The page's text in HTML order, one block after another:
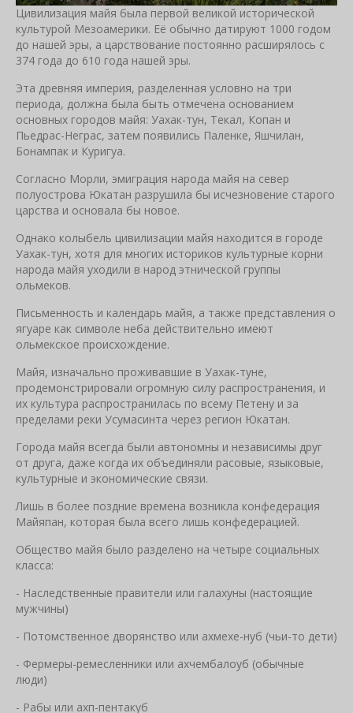
Цивилизация майя была первой великой исторической
культурой Мезоамерики. Её обычно датируют 1000 годом
до нашей эры, а царствование постоянно расширялось с
374 года до 610 года нашей эры.
Эта древняя империя, разделенная условно на три
периода, должна была быть отмечена основанием
основных городов майя: Уахак-тун, Текал, Копан и
Пьедрас-Неграс, затем появились Паленке, Яшчилан,
Бонампак и Куригуа.
Согласно Морли, эмиграция народа майя на север
полуострова Юкатан разрушила бы исчезновение старого
царства и основала бы новое.
Однако колыбель цивилизации майя находится в городе
Уахак-тун, хотя для многих историков культурные корни
народа майя уходили в народ этнической группы
ольмеков.
Письменность и календарь майя, а также представления о
ягуаре как символе неба действительно имеют
ольмекское происхождение.
Майя, изначально проживавшие в Уахак-туне,
продемонстрировали огромную силу распространения, и
их культура распространилась по всему Петену и за
пределами реки Усумасинта через регион Юкатан.
Города майя всегда были автономны и независимы друг
от друга, даже когда их объединяли расовые, языковые,
культурные и экономические связи.
Лишь в более поздние времена возникла конфедерация
Майяпан, которая была всего лишь конфедерацией.
Общество майя было разделено на четыре социальных
класса:
- Наследственные правители или галахуны (настоящие
мужчины)
- Потомственное дворянство или ахмехе-нуб (чьи-то дети)
- Фермеры-ремесленники или ахчембалоуб (обычные
люди)
- Рабы или ахп-пентакуб